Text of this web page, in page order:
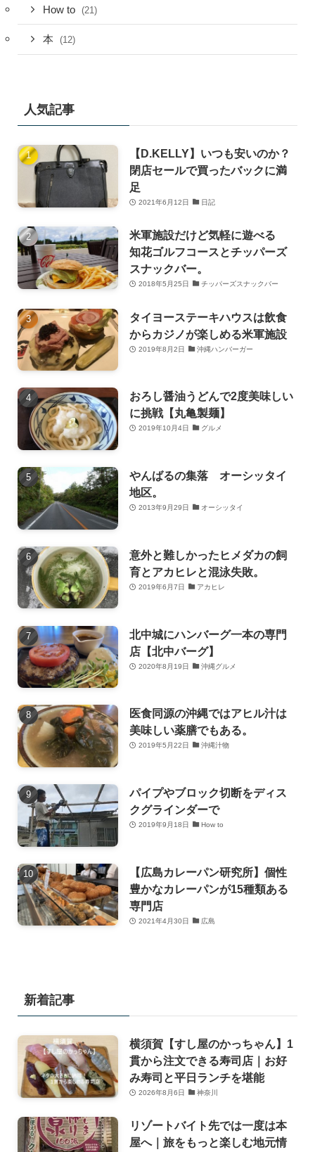
How to (21)
本 (12)
人気記事
【D.KELLY】いつも安いのか？
閉店セールで買ったバックに満
足
2021年6月12日 日記
米軍施設だけど気軽に遊べる
知花ゴルフコースとチッパーズ
スナックバー。
2018年5月25日 チッパーズスナックバー
タイヨーステーキハウスは飲食
からカジノが楽しめる米軍施設
2019年8月2日 沖縄ハンバーガー
おろし醤油うどんで2度美味しい
に挑戦【丸亀製麺】
2019年10月4日 グルメ
やんばるの集落 オーシッタイ
地区。
2013年9月29日 オーシッタイ
意外と難しかったヒメダカの飼
育とアカヒレと混泳失敗。
2019年6月7日 アカヒレ
北中城にハンバーグ一本の専門
店【北中バーグ】
2020年8月19日 沖縄グルメ
医食同源の沖縄ではアヒル汁は
美味しい薬膳でもある。
2019年5月22日 沖縄汁物
パイプやブロック切断をディス
クグラインダーで
2019年9月18日 How to
【広島カレーパン研究所】個性
豊かなカレーパンが15種類ある
専門店
2021年4月30日 広島
新着記事
横須賀【すし屋のかっちゃん】1
貫から注文できる寿司店｜お好
み寿司と平日ランチを堪能
2026年8月6日 神奈川
リゾートバイト先では一度は本
屋へ｜旅をもっと楽しむ地元情